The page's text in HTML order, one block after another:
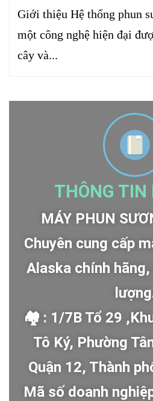
Giới thiệu Hệ thống phun
một công nghệ hiện đại
cây và...
THÔNG TIN
MÁY PHUN
Chuyên cung cấp
Alaska chính
🏘 : 1/7B Tổ 29
Tô Ký, Phường
Quận 12, Thành
Mã số doanh